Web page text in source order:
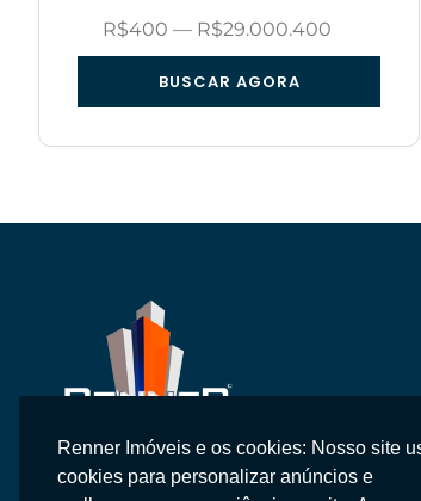
R$400 — R$29.000.400
BUSCAR AGORA
Na Renner Imobiliária, não vendemos
apenas imóveis, entregamos segurança,
Renner Imóveis e os cookies: Nosso site
cookies para personalizar anúncios e